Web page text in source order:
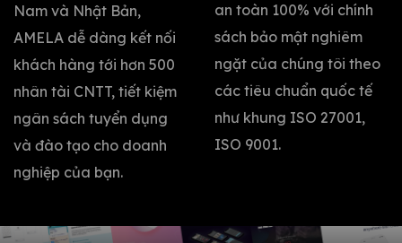
Nam và Nhật Bản,
AMELA dễ dàng kết nối
khách hàng tới hơn 500
nhân tài CNTT, tiết kiệm
ngân sách tuyển dụng
và đào tạo cho doanh
nghiệp của bạn.
an toàn 100% với chính
sách bảo mật nghiêm
ngặt của chúng tôi theo
các tiêu chuẩn quốc tế
như khung ISO 27001,
ISO 9001.